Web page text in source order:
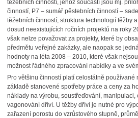
těžebních činností, jehož součástí jsou mj.
činností, P7 – sumář pěstebních činností –
těžebních činností, struktura technologií těžby
dosud neexistujících ročních projektů na roky
však nelze považovat za projekty, které by
předmětu veřejné zakázky, ale naopak se
hodnoty na léta 2008 – 2010, které však
možnost řádného zpracování nabídky a ve
Pro většinu činností platí celostátně používané
základě stanovené spotřeby práce a ceny za
náklady na výrobu, soustřeďování,
vagonování dříví. U těžby dříví je nutné pro
zařazení porostu do vzrůstového stupně,